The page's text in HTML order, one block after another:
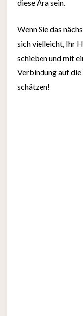
diese Ära sein.
Wenn Sie das
sich vielleicht, Ihr
schieben und mit
Verbindung auf
schätzen!